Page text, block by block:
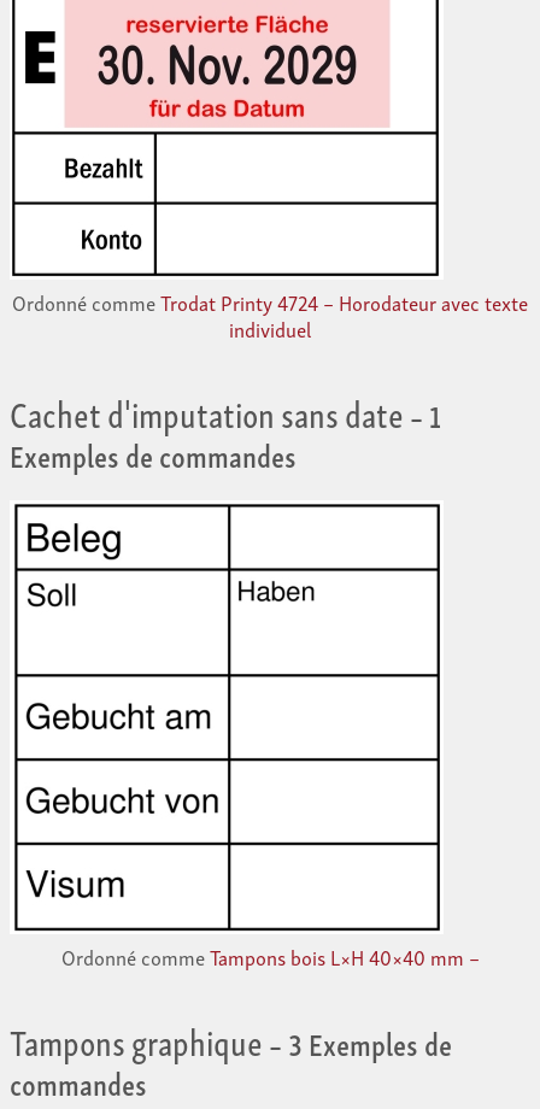
Ordonné commeTrodat Printy 4724 – Horodateur avec texte
individuel
Cachet d'imputation sans date– 1
Exemples de commandes
Ordonné commeTampons bois L×H 40×40 mm –
Tampons graphique– 3 Exemples de
commandes